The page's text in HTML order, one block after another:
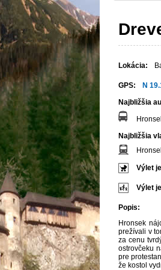
Lokácia:
GPS:
N
Najbližšia
Najbližšia
Výlet
Výlet
Popis:
Hronsek
prežívali v
za cenu
ostrovčeku
pre
že kostol